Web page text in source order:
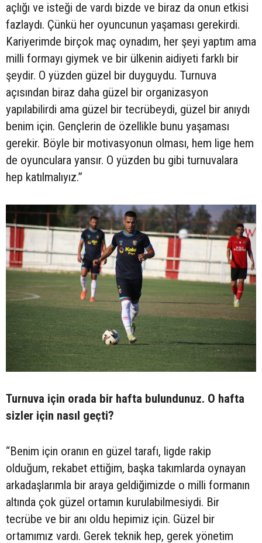
açlığı ve isteği de vardı bizde ve biraz da onun etkisi
fazlaydı. Çünkü her oyuncunun yaşaması gerekirdi.
Kariyerimde birçok maç oynadım, her şeyi yaptım ama
milli formayı giymek ve bir ülkenin aidiyeti farklı bir
şeydir. O yüzden güzel bir duyguydu. Turnuva
açısından biraz daha güzel bir organizasyon
yapılabilirdi ama güzel bir tecrübeydi, güzel bir anıydı
benim için. Gençlerin de özellikle bunu yaşaması
gerekir. Böyle bir motivasyonun olması, hem lige hem
de oyunculara yansır. O yüzden bu gibi turnuvalara
hep katılmalıyız.”
Turnuva için orada bir hafta bulundunuz. O hafta
sizler için nasıl geçti?
“Benim için oranın en güzel tarafı, ligde rakip
olduğum, rekabet ettiğim, başka takımlarda oynayan
arkadaşlarımla bir araya geldiğimizde o milli formanın
altında çok güzel ortamın kurulabilmesiydi. Bir
tecrübe ve bir anı oldu hepimiz için. Güzel bir
ortamımız vardı. Gerek teknik hep, gerek yönetim